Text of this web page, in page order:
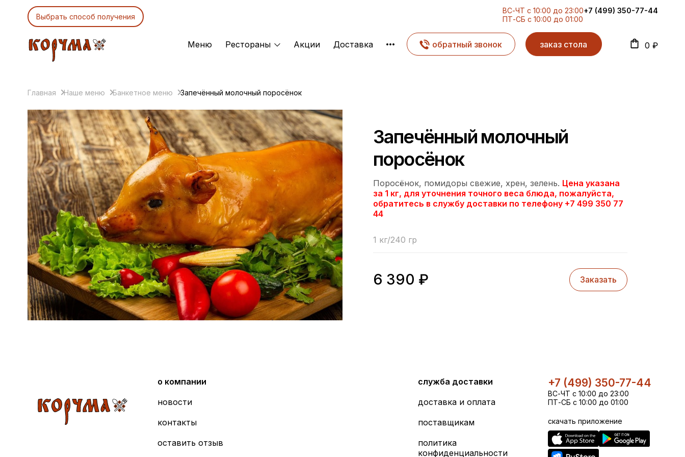
Выбрать способ получения
ВС-ЧТ с 10:00 до 23:00
ПТ-СБ с 10:00 до 01:00
+7 (499) 350-77-44
Меню Рестораны Акции Доставка обратный звонок заказ стола 0 ₽
Главная Наше меню Банкетное меню Запечённый молочный поросёнок
Запечённый молочный
поросёнок
Поросёнок, помидоры свежие, хрен, зелень. Цена указана
за 1 кг, для уточнения точного веса блюда, пожалуйста,
обратитесь в службу доставки по телефону +7 499 350 77
44
1 кг/240 гр
6 390 ₽ Заказать
о компании
новости
контакты
оставить отзыв
служба доставки
доставка и оплата
поставщикам
политика
конфиденциальности
+7 (499) 350-77-44
ВС-ЧТ с 10:00 до 23:00
ПТ-СБ с 10:00 до 01:00
скачать приложение